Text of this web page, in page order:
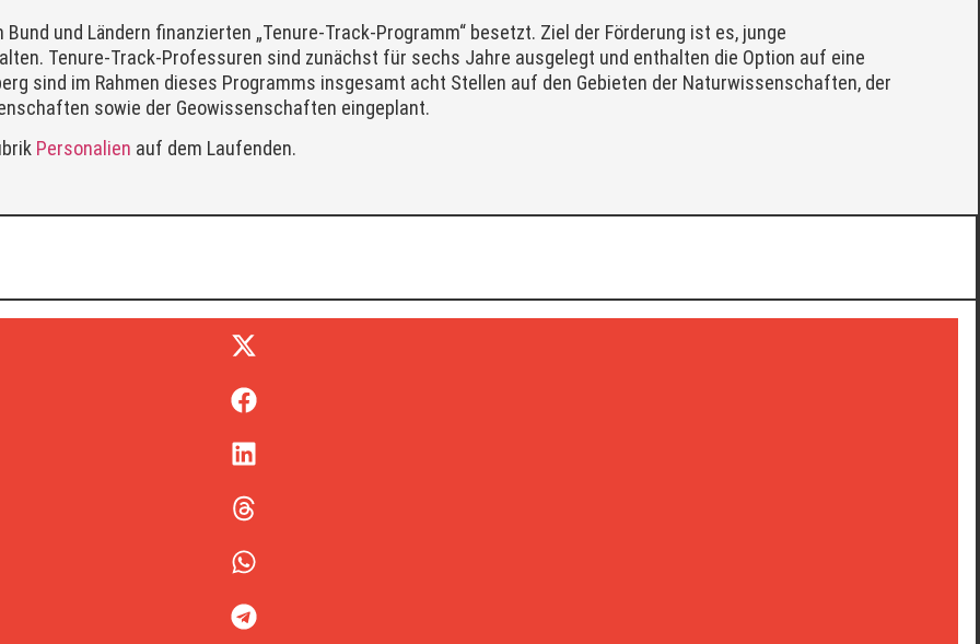
und Ländern finanzierten „Tenure-Track-Programm“ besetzt. Ziel der Förderung ist es, junge
Tenure-Track-Professuren sind zunächst für sechs Jahre ausgelegt und enthalten die Option auf eine
sind im Rahmen dieses Programms insgesamt acht Stellen auf den Gebieten der Naturwissenschaften, der
sowie der Geowissenschaften eingeplant.
Personalien auf dem Laufenden.